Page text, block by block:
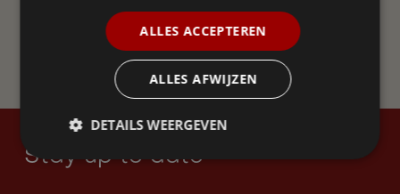
WORD LID
Stay up to date
ALLES ACCEPTEREN
ALLES AFWIJZEN
DETAILS WEERGEVEN